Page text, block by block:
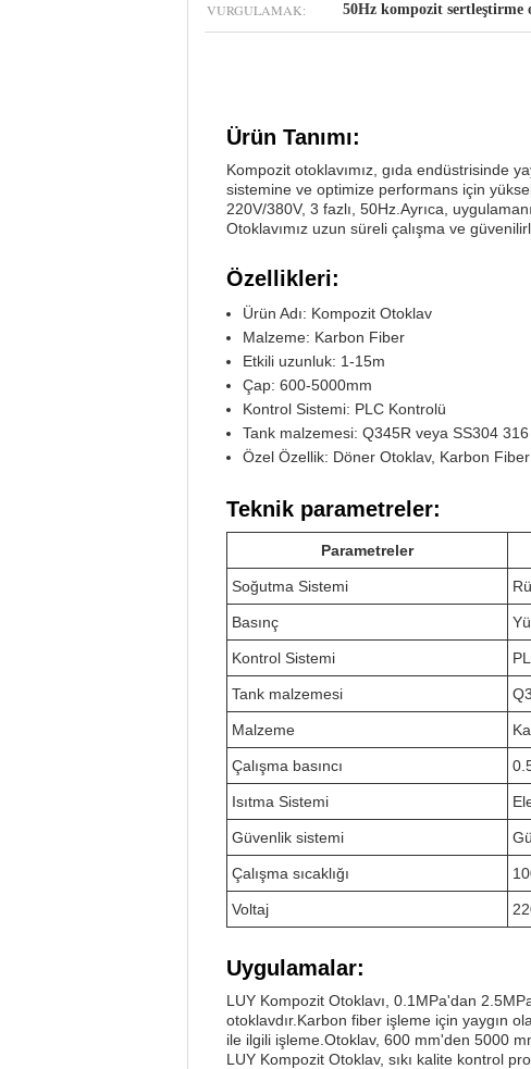
VURGULAMAK: 50Hz kompozit sertleştirme
Ürün Tanımı:
Kompozit otoklavımız, gıda endüstrisinde
sistemine ve optimize performans için
220V/380V, 3 fazlı, 50Hz.Ayrıca,
Otoklavımız uzun süreli çalışma ve
Özellikleri:
Ürün Adı: Kompozit Otoklav
Malzeme: Karbon Fiber
Etkili uzunluk: 1-15m
Çap: 600-5000mm
Kontrol Sistemi: PLC Kontrolü
Tank malzemesi: Q345R veya SS304
Özel Özellik: Döner Otoklav, Karbon
Teknik parametreler:
Parametreler
Soğutma Sistemi
Basınç
Kontrol Sistemi
Tank malzemesi
Malzeme
Çalışma basıncı
Isıtma Sistemi
Güvenlik sistemi
Çalışma sıcaklığı
Voltaj
Uygulamalar:
LUY Kompozit Otoklavı, 0.1MPa'dan
otoklavdır.Karbon fiber işleme için yaygın
ile ilgili işleme.Otoklav, 600 mm'den 5000
LUY Kompozit Otoklav, sıkı kalite kontrol